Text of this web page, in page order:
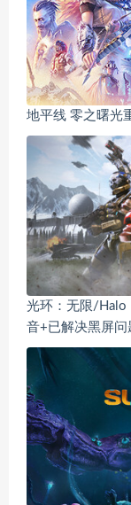
地平线 零之曙光
光环：无限/Halo
音+已解决黑屏问